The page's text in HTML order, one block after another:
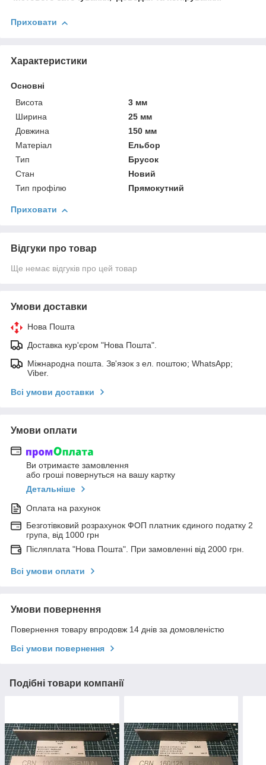
Приховати
Характеристики
Основні
Висота
3 мм
Ширина
25 мм
Довжина
150 мм
Матеріал
Ельбор
Тип
Брусок
Стан
Новий
Тип профілю
Прямокутний
Приховати
Відгуки про товар
Ще немає відгуків про цей товар
Умови доставки
Нова Пошта
Доставка кур'єром "Нова Пошта".
Міжнародна пошта. Зв'язок з ел. поштою; WhatsApp;
Viber.
Всі умови доставки
Умови оплати
Ви отримаєте замовлення
або гроші повернуться на вашу картку
Детальніше
Оплата на рахунок
Безготівковий розрахунок ФОП платник єдиного податку 2
група, від 1000 грн
Післяплата "Нова Пошта". При замовленні від 2000 грн.
Всі умови оплати
Умови повернення
Повернення товару впродовж 14 днів за домовленістю
Всі умови повернення
Подібні товари компанії